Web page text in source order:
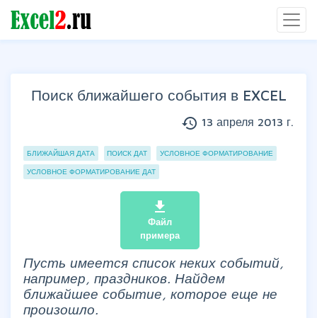
Поиск ближайшего события в EXCEL
history 13 апреля 2013 г.
Группы статей
БЛИЖАЙШАЯ ДАТА ПОИСК ДАТ УСЛОВНОЕ ФОРМАТИРОВАНИЕ
УСЛОВНОЕ ФОРМАТИРОВАНИЕ ДАТ
file_download
Файл
примера
Пусть имеется список неких событий,
например, праздников. Найдем
ближайшее событие, которое еще не
произошло.